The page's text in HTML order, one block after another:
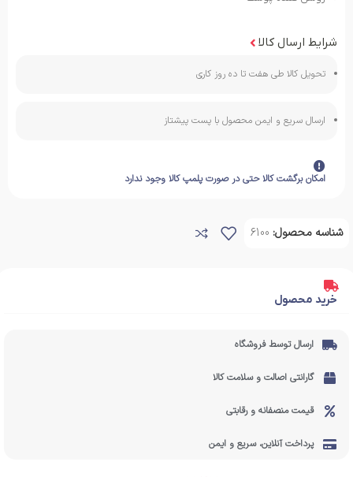
شرایط ارسال کالا
تحویل کالا طی هفت تا ده روز کاری
ارسال سریع و ایمن محصول با پست پیشتاز
امکان برگشت کالا حتی در صورت پلمپ کالا وجود ندارد
شناسه محصول: 6100
خرید محصول
ارسال توسط فروشگاه
گارانتی اصالت و سلامت کالا
قیمت منصفانه و رقابتی
پرداخت آنلاین، سریع و ایمن